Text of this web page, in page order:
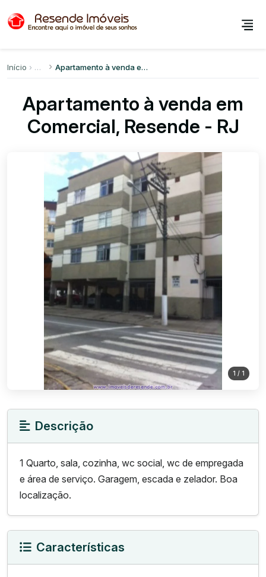
Início Apartamento à venda em Comercial
Apartamento à venda em
Comercial, Resende - RJ
1 / 1
Descrição
1 Quarto, sala, cozinha, wc social, wc de empregada
e área de serviço. Garagem, escada e zelador. Boa
localização.
Características